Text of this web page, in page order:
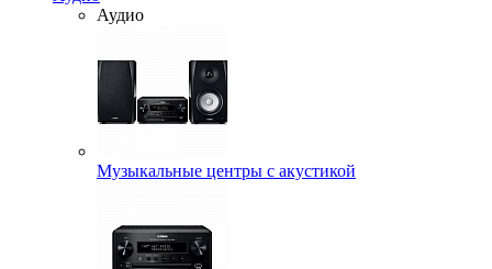
Аудио
Музыкальные центры с акустикой